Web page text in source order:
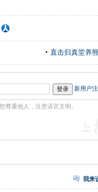
直击归真堂养
新用户
我来